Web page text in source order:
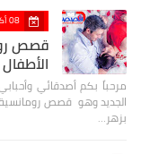
08 أكتوبر 2018
قصص
الأطفال
الجديد وهو قصص
بزهر…